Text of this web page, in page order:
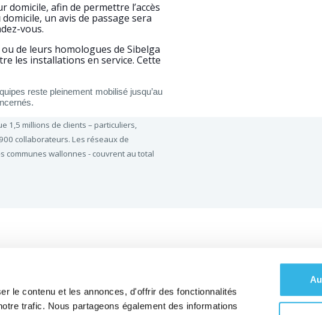
le contenu et les annonces, d'offrir des fonctionnalités
trafic. Nous partageons également des informations
afin de permettre l’accès
un avis de passage sera
vous.
de leurs homologues de Sibelga
les installations en service. Cette
reste pleinement mobilisé jusqu’au
1,5 millions de clients – particuliers,
collaborateurs. Les réseaux de
communes wallonnes - couvrent au total
JOBS ET ACTUALITÉS
Jobs
RESTEZ CONNECTÉ AVEC